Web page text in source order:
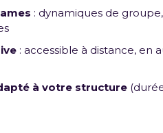
: dynamiques de
: accessible à distance, en
à votre structure